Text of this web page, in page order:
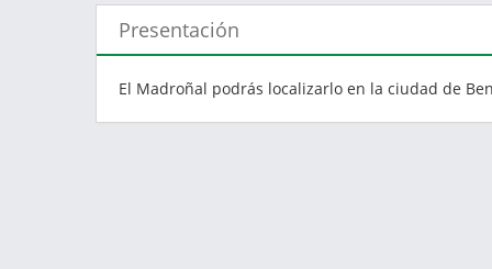
Presentación
El Madroñal podrás localizarlo en la ciudad de